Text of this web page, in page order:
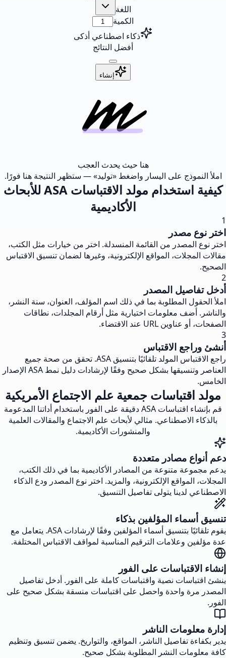
اللغة
الكمية
ذكاء اصطناعي أذكى
أفضل النتائج
إنشاء
هنا حيث يحدث العجب
املأ النموذج على اليسار واضغط «توليد» — ستظهر النتيجة هنا فورًا.
كيفية استخدام مولد الاقتباسات ASA للأبحاث
الأكاديمية
1
اختر نوع مصدر
اختر نوع المصدر من القائمة المنسدلة. اختر من خيارات مثل الكتب،
مقالات المجلات، المواقع الإلكترونية، وغيرها لضمان تنسيق الاقتباس
الصحيح.
2
أدخل تفاصيل المصدر
املأ الحقول المطلوبة بما في ذلك اسم المؤلف، العنوان، سنة النشر،
والناشر. أضف معلومات اختيارية مثل أرقام المجلدات، نطاقات
الصفحات، أو عناوين URL عند الاقتضاء.
3
أنشئ وراجع الاقتباس
راجع الاقتباس المولد تلقائيًا بتنسيق ASA. تحقق من صحة جميع
العناصر وتنسيقها بشكل صحيح وفقًا لإرشادات دليل نمط ASA الإصدار
الخامس.
مولد اقتباسات جمعية علم الاجتماع الأمريكية
قم بإنشاء اقتباسات ASA دقيقة على الفور باستخدام أداتنا المدعومة
بالذكاء الاصطناعي. مثالي لأبحاث علم الاجتماع والمقالات العلمية
والمنشورات الأكاديمية.
دعم أنواع مصادر متعددة
يدعم مجموعة متنوعة من المصادر الأكاديمية بما في ذلك الكتب،
المجلات، المواقع الإلكترونية، والمزيد. اختر نوع المصدر ودع الذكاء
الاصطناعي لدينا يتولى تفاصيل التنسيق.
تنسيق أسماء المؤلفين بذكاء
يقوم تلقائيًا بتنسيق أسماء المؤلفين وفقًا لإرشادات ASA. يتعامل مع
عدة مؤلفين وعلامات الترقيم المناسبة لمواقف الاقتباس المختلفة.
إنشاء الاقتباسات على الفور
ينشئ اقتباسات نصية واقتباسات كاملة على الفور. أدخل تفاصيل
المصدر مرة واحدة واحصل على اقتباسات منسقة بشكل صحيح على
الفور.
إدارة معلومات الناشر
يدير بكفاءة تفاصيل الناشر، المواقع، والتواريخ. يضمن تنسيق وتنظيم
كافة معلومات النشر المطلوبة بشكل صحيح.